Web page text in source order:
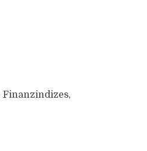
Finanzindizes,